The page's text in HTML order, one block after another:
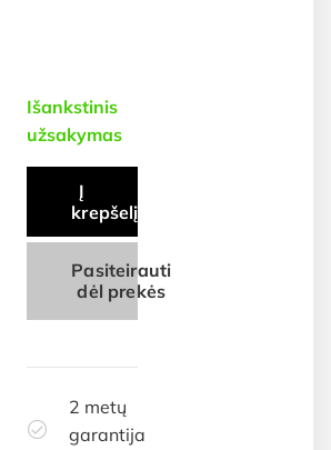
Išankstinis
užsakymas
Į
krepšelį
Pasiteirauti
dėl prekės
2 metų
garantija